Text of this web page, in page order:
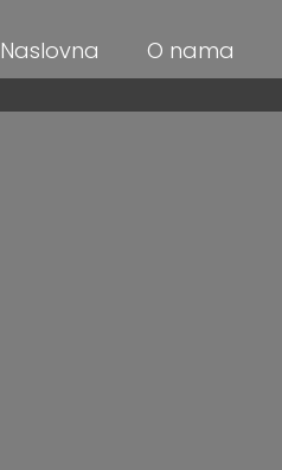
Naslovna O nama